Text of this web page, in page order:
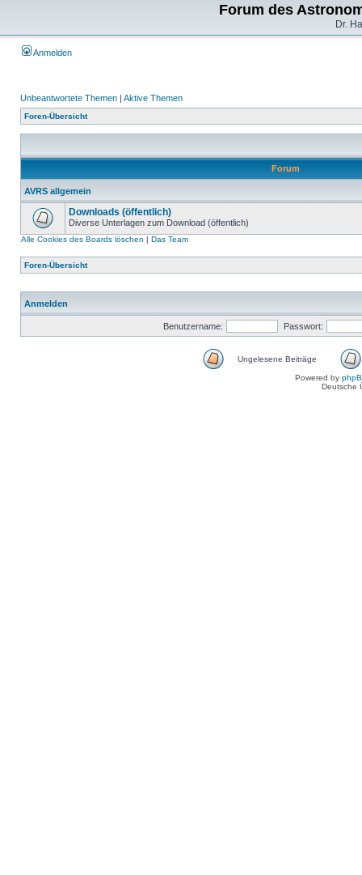
Forum des
Dr.
Anmelden
Unbeantwortete Themen | Aktive Themen
Foren-Übersicht
Forum
AVRS allgemein
Downloads (öffentlich)
Diverse Unterlagen zum Download (öffentlich)
Alle Cookies des Boards löschen | Das Team
Foren-Übersicht
Anmelden
Benutzername: Passwort:
Ungelesene Beiträge
Powered by
Deutsche